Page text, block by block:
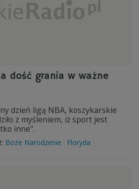
dość grania w ważne
dzień ligą NBA, koszykarskie
z myśleniem, iż sport jest
inne".
Boże Narodzenie
Floryda